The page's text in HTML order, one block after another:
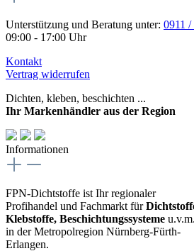
Unterstützung und Beratung unter: 0911
09:00 - 17:00 Uhr
Kontakt
Vertrag widerrufen
Dichten, kleben, beschichten ...
Ihr Markenhändler aus der Region
Informationen
FPN-Dichtstoffe ist Ihr regionaler
Profihandel und Fachmarkt für
Klebstoffe, Beschichtungssysteme u.v.m.
in der Metropolregion Nürnberg-Fürth-
Erlangen.